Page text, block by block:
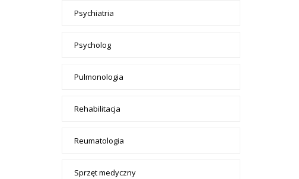
Psychiatria
Psycholog
Pulmonologia
Rehabilitacja
Reumatologia
Sprzęt medyczny